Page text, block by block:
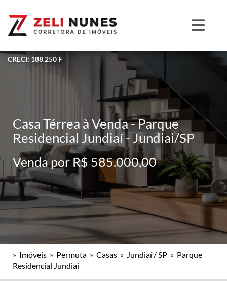
CRECI: 188.250 F
Casa Térrea à Venda - Parque
Residencial Jundiaí - Jundiai/SP
Venda por R$ 585.000,00
» Imóveis » Permuta » Casas » Jundiaí / SP » Parque
Residencial Jundiaí